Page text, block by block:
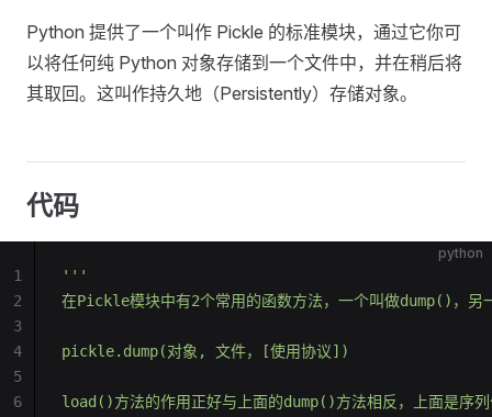
Python 提供了一个叫作 Pickle 的标准模块，通过它你可
以将任何纯 Python 对象存储到一个文件中，并在稍后将
其取回。这叫作持久地（Persistently）存储对象。
代码
python
'''
在Pickle模块中有2个常用的函数方法，一个叫做dump()，
pickle.dump(对象, 文件，[使用协议])
load()方法的作用正好与上面的dump()方法相反，上面是序列
1
2
3
4
5
6